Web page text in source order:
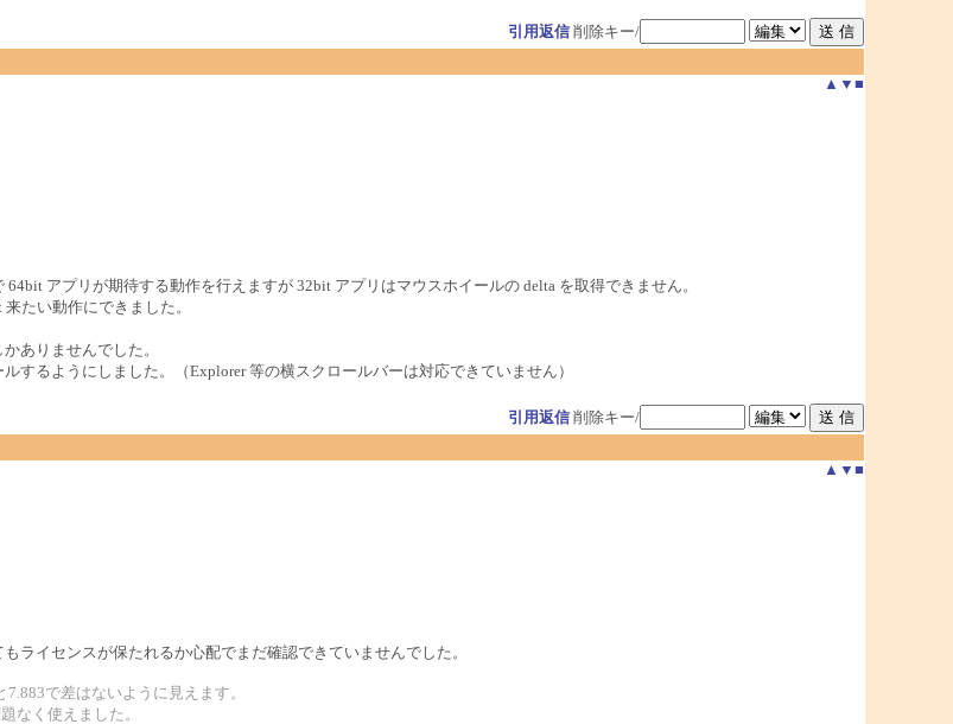
引用返信 削除キー/
▲ ▼ ■
アプリが期待する動作を行えますが 32bit アプリはマウスホイールの delta を取得できません。
たい動作にできました。
ありませんでした。
するようにしました。（Explorer 等の横スクロールバーは対応できていません）
引用返信 削除キー/
▲ ▼ ■
ライセンスが保たれるか心配でまだ確認できていませんでした。
で差はないように見えます。
なく使えました。